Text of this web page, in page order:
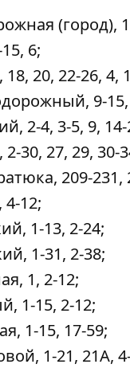
(город),
6;
20, 22-26, 4,
9-15,
2-4, 3-5, 9, 14-
30, 27, 29, 30-
209-231,
12;
1-13, 2-24;
1-31, 2-38;
1, 2-12;
1-15, 2-12;
1-15, 17-59;
1-21, 21А,